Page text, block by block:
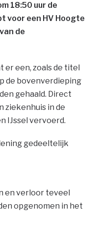
18:50 uur de
voor een HV Hoogte
de
er een, zoals de titel
de bovenverdieping
gehaald. Direct
ziekenhuis in de
IJssel vervoerd.
gedeeltelijk
en verloor teveel
opgenomen in het